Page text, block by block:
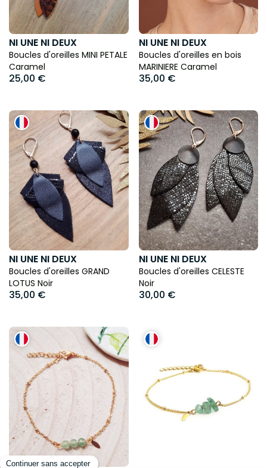
NI UNE NI DEUX
Boucles d'oreilles MINI PETALE
Caramel
25,00 €
NI UNE NI DEUX
Boucles d'oreilles en bois
MARINIERE Caramel
35,00 €
NI UNE NI DEUX
Boucles d'oreilles GRAND
LOTUS Noir
35,00 €
NI UNE NI DEUX
Boucles d'oreilles CELESTE
Noir
30,00 €